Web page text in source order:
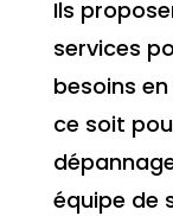
Ils
services
besoins
ce soit
équipe de